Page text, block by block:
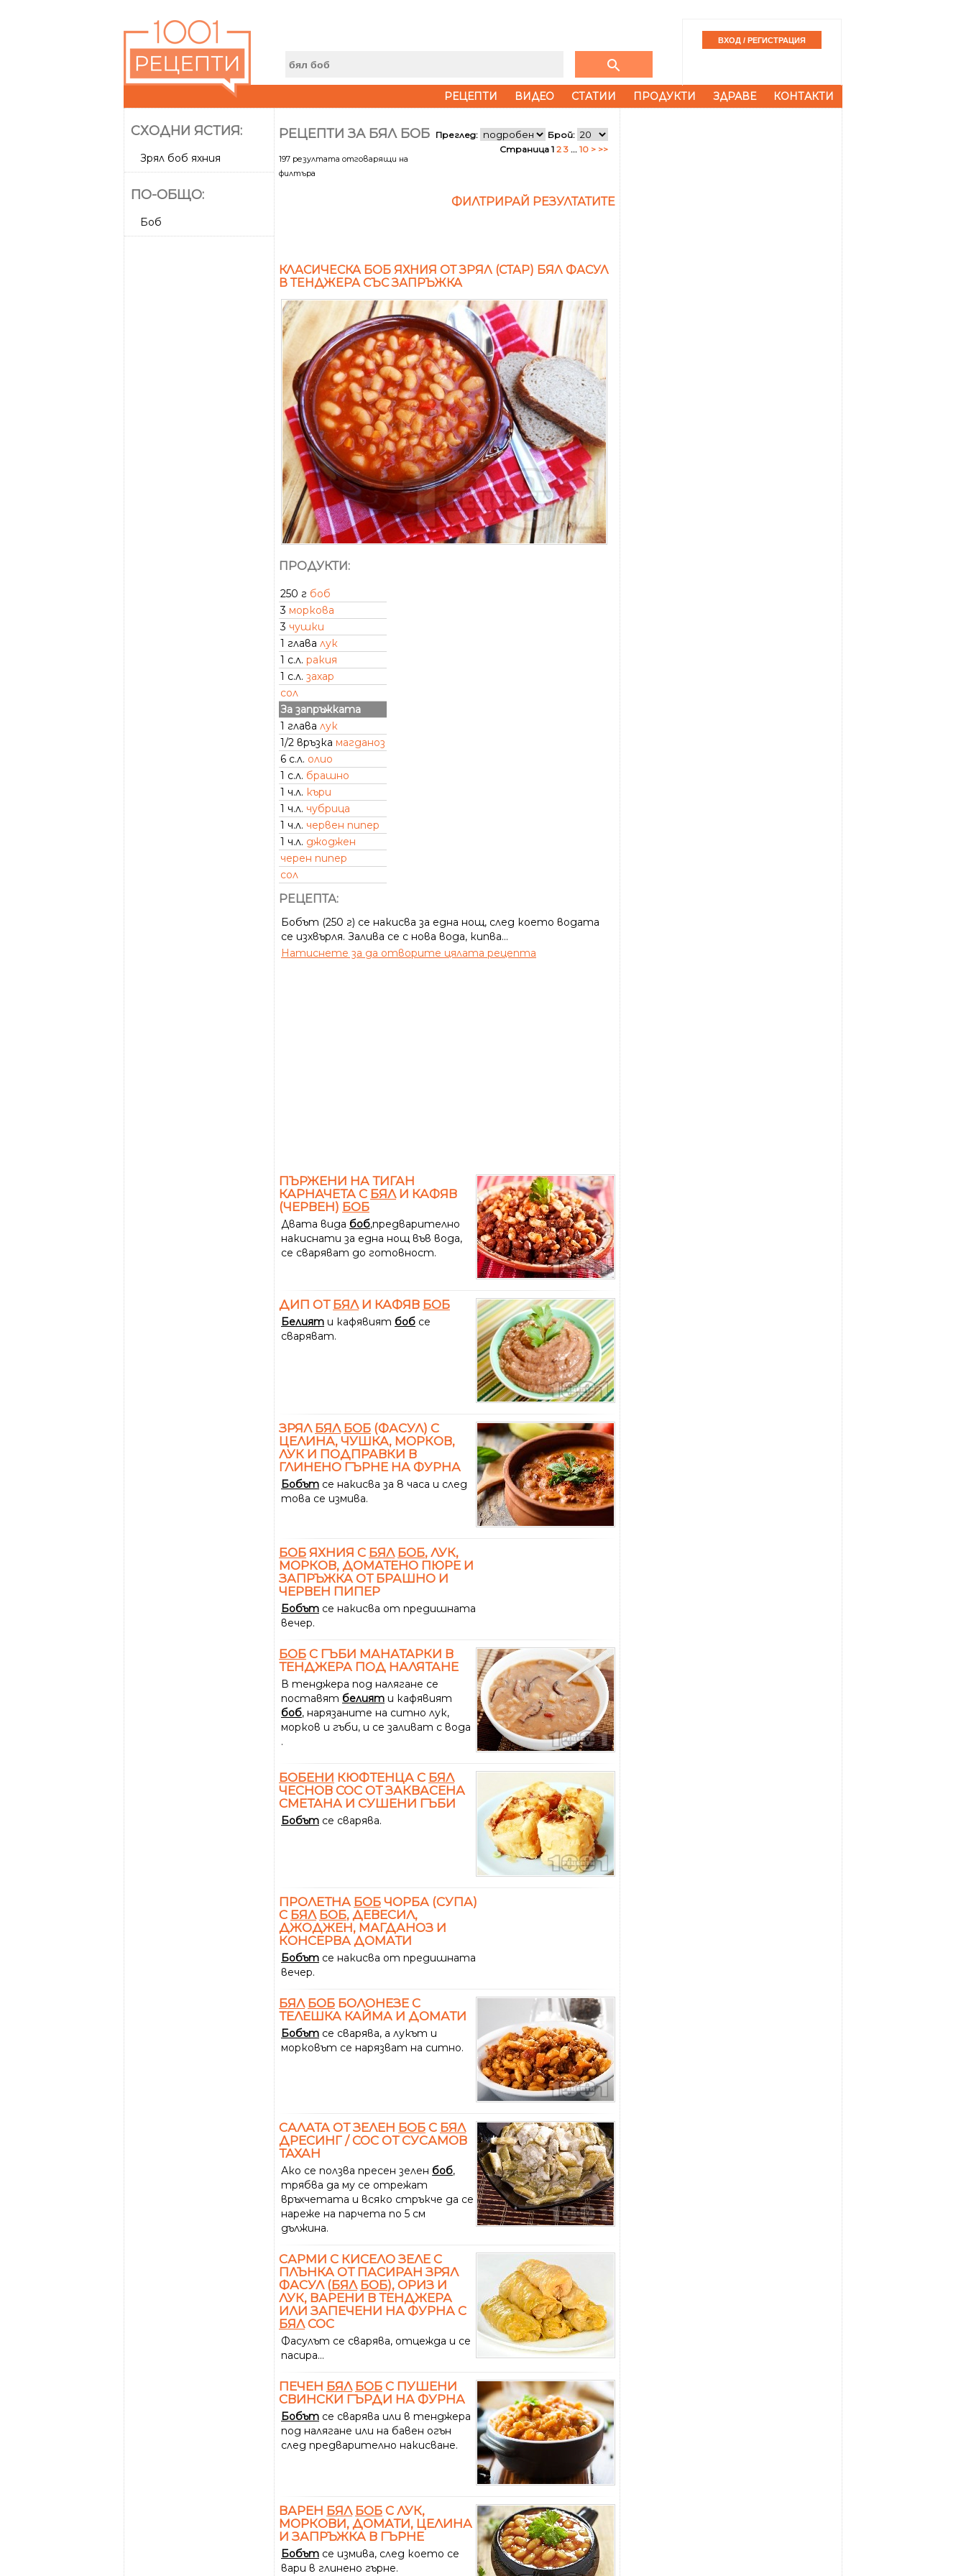
search
РЕЦЕПТИ ВИДЕО СТАТИИ ПРОДУКТИ ЗДРАВЕ КОНТАКТИ
СХОДНИ ЯСТИЯ:
Зрял боб яхния
ПО-ОБЩО:
Боб
РЕЦЕПТИ ЗА БЯЛ БОБ
197 резултата отговарящи на
филтъра
Преглед:
Брой:
Страница 1 2 3 ... 10 > >>
ФИЛТРИРАЙ РЕЗУЛТАТИТЕ
КЛАСИЧЕСКА БОБ ЯХНИЯ ОТ ЗРЯЛ (СТАР) БЯЛ ФАСУЛ
В ТЕНДЖЕРА СЪС ЗАПРЪЖКА
ПРОДУКТИ:
250 г боб
3 моркова
3 чушки
1 глава лук
1 с.л. ракия
1 с.л. захар
сол
За запръжката
1 глава лук
1/2 връзка магданоз
6 с.л. олио
1 с.л. брашно
1 ч.л. къри
1 ч.л. чубрица
1 ч.л. червен пипер
1 ч.л. джоджен
черен пипер
сол
РЕЦЕПТА:
Бобът (250 г) се накисва за една нощ, след което водата
се изхвърля. Залива се с нова вода, кипва...
Натиснете за да отворите цялата рецепта
ПЪРЖЕНИ НА ТИГАН
КАРНАЧЕТА С БЯЛИ КАФЯВ
(ЧЕРВЕН) БОБ
Двата вида боб,предварително
накиснати за една нощ във вода,
се сваряват до готовност.
ДИП ОТ БЯЛИ КАФЯВ БОБ
Белият и кафявият боб се
сваряват.
ЗРЯЛ БЯЛ БОБ (ФАСУЛ) С
ЦЕЛИНА, ЧУШКА, МОРКОВ,
ЛУК И ПОДПРАВКИ В
ГЛИНЕНО ГЪРНЕ НА ФУРНА
Бобът се накисва за 8 часа и след
това се измива.
БОБ ЯХНИЯ С БЯЛ БОБ, ЛУК,
МОРКОВ, ДОМАТЕНО ПЮРЕ И
ЗАПРЪЖКА ОТ БРАШНО И
ЧЕРВЕН ПИПЕР
Бобът се накисва от предишната
вечер.
БОБ С ГЪБИ МАНАТАРКИ В
ТЕНДЖЕРА ПОД НАЛЯТАНЕ
В тенджера под налягане се
поставят белият и кафявият
боб, нарязаните на ситно лук,
морков и гъби, и се заливат с вода
.
БОБЕНИ КЮФТЕНЦА С БЯЛ
ЧЕСНОВ СОС ОТ ЗАКВАСЕНА
СМЕТАНА И СУШЕНИ ГЪБИ
Бобът се сварява.
ПРОЛЕТНА БОБ ЧОРБА (СУПА)
С БЯЛ БОБ, ДЕВЕСИЛ,
ДЖОДЖЕН, МАГДАНОЗ И
КОНСЕРВА ДОМАТИ
Бобът се накисва от предишната
вечер.
БЯЛ БОБ БОЛОНЕЗЕ С
ТЕЛЕШКА КАЙМА И ДОМАТИ
Бобът се сварява, а лукът и
морковът се нарязват на ситно.
САЛАТА ОТ ЗЕЛЕН БОБ С БЯЛ
ДРЕСИНГ / СОС ОТ СУСАМОВ
ТАХАН
Ако се ползва пресен зелен боб,
трябва да му се отрежат
връхчетата и всяко стръкче да се
нареже на парчета по 5 см
дължина.
САРМИ С КИСЕЛО ЗЕЛЕ С
ПЛЪНКА ОТ ПАСИРАН ЗРЯЛ
ФАСУЛ (БЯЛ БОБ), ОРИЗ И
ЛУК, ВАРЕНИ В ТЕНДЖЕРА
ИЛИ ЗАПЕЧЕНИ НА ФУРНА С
БЯЛСОС
Фасулът се сварява, отцежда и се
пасира...
ПЕЧЕН БЯЛ БОБ С ПУШЕНИ
СВИНСКИ ГЪРДИ НА ФУРНА
Бобът се сварява или в тенджера
под налягане или на бавен огън
след предварително накисване.
ВАРЕН БЯЛ БОБ С ЛУК,
МОРКОВИ, ДОМАТИ, ЦЕЛИНА
И ЗАПРЪЖКА В ГЪРНЕ
Бобът се измива, след което се
вари в глинено гърне.